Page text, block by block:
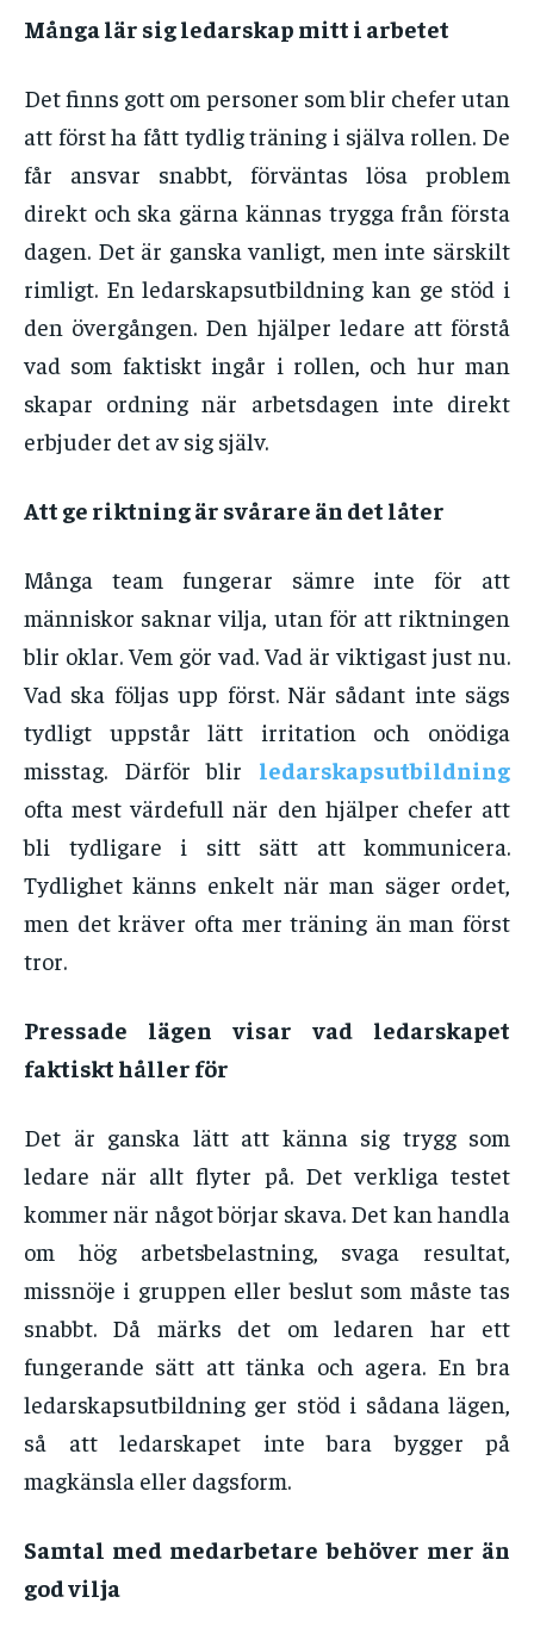
Många lär sig ledarskap mitt i arbetet
Det finns gott om personer som blir chefer utan
att först ha fått tydlig träning i själva rollen. De
får ansvar snabbt, förväntas lösa problem
direkt och ska gärna kännas trygga från första
dagen. Det är ganska vanligt, men inte särskilt
rimligt. En ledarskapsutbildning kan ge stöd i
den övergången. Den hjälper ledare att förstå
vad som faktiskt ingår i rollen, och hur man
skapar ordning när arbetsdagen inte direkt
erbjuder det av sig själv.
Att ge riktning är svårare än det låter
Många team fungerar sämre inte för att
människor saknar vilja, utan för att riktningen
blir oklar. Vem gör vad. Vad är viktigast just nu.
Vad ska följas upp först. När sådant inte sägs
tydligt uppstår lätt irritation och onödiga
misstag. Därför blir ledarskapsutbildning
ofta mest värdefull när den hjälper chefer att
bli tydligare i sitt sätt att kommunicera.
Tydlighet känns enkelt när man säger ordet,
men det kräver ofta mer träning än man först
tror.
Pressade lägen visar vad ledarskapet
faktiskt håller för
Det är ganska lätt att känna sig trygg som
ledare när allt flyter på. Det verkliga testet
kommer när något börjar skava. Det kan handla
om hög arbetsbelastning, svaga resultat,
missnöje i gruppen eller beslut som måste tas
snabbt. Då märks det om ledaren har ett
fungerande sätt att tänka och agera. En bra
ledarskapsutbildning ger stöd i sådana lägen,
så att ledarskapet inte bara bygger på
magkänsla eller dagsform.
Samtal med medarbetare behöver mer än
god vilja